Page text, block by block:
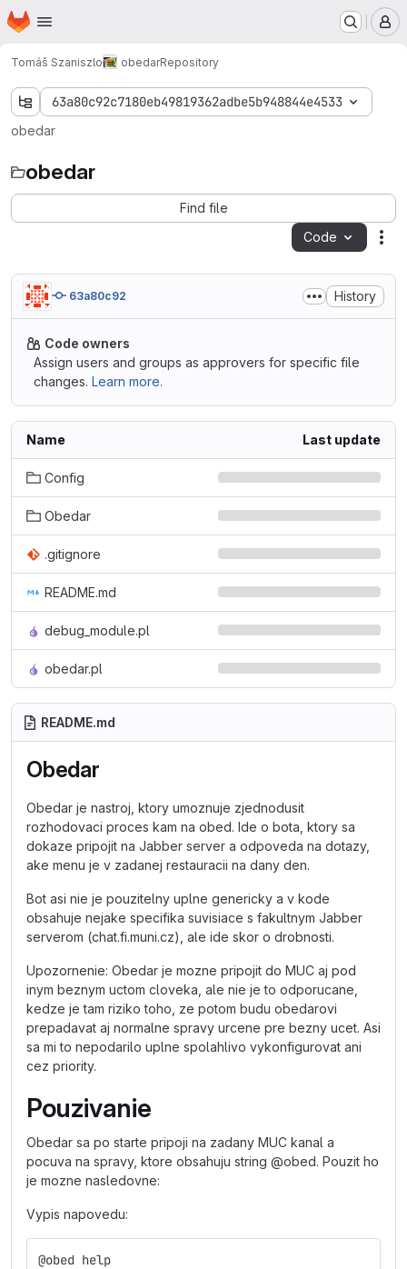
Skip to main content
Homepage
Tomáš Szaniszlo obedarRepository
63a80c92c7180eb49819362adbe5b948844e4533
obedar
obedar
Find file
Code
63a80c92 History
Code owners
Assign users and groups as approvers for specific file
changes. Learn more.
Name Last update
Config
Obedar
.gitignore
README.md
debug_module.pl
obedar.pl
README.md
Obedar
Obedar je nastroj, ktory umoznuje zjednodusit
rozhodovaci proces kam na obed. Ide o bota, ktory sa
dokaze pripojit na Jabber server a odpoveda na dotazy,
ake menu je v zadanej restauracii na dany den.
Bot asi nie je pouzitelny uplne genericky a v kode
obsahuje nejake specifika suvisiace s fakultnym Jabber
serverom (chat.fi.muni.cz), ale ide skor o drobnosti.
Upozornenie: Obedar je mozne pripojit do MUC aj pod
inym beznym uctom cloveka, ale nie je to odporucane,
kedze je tam riziko toho, ze potom budu obedarovi
prepadavat aj normalne spravy urcene pre bezny ucet. Asi
sa mi to nepodarilo uplne spolahlivo vykonfigurovat ani
cez priority.
Pouzivanie
Obedar sa po starte pripoji na zadany MUC kanal a
pocuva na spravy, ktore obsahuju string @obed. Pouzit ho
je mozne nasledovne:
Vypis napovedu:
@obed help